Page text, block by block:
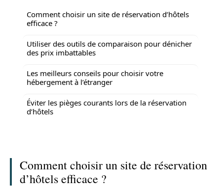
Comment choisir un site de réservation d’hôtels
efficace ?
Utiliser des outils de comparaison pour dénicher
des prix imbattables
Les meilleurs conseils pour choisir votre
hébergement à l’étranger
Éviter les pièges courants lors de la réservation
d’hôtels
Comment choisir un site de réservation
d’hôtels efficace ?